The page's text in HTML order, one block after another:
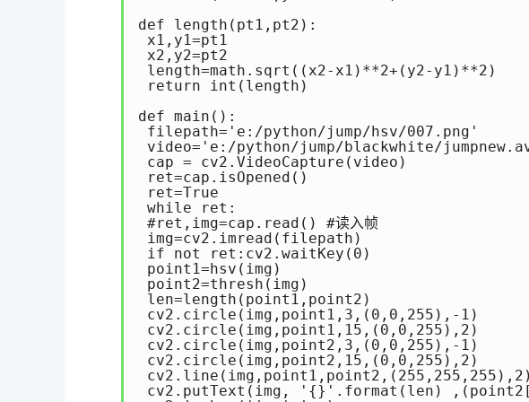
def length(pt1,pt2):
x1,y1=pt1
x2,y2=pt2
length=math.sqrt((x2-x1)**2+(y2-y1)**2)
return int(length)
def main():
filepath='e:/python/jump/hsv/007.png'
video='e:/python/jump/blackwhite/
cap = cv2.VideoCapture(video)
ret=cap.isOpened()
ret=True
while ret:
#ret,img=cap.read() #读入帧
img=cv2.imread(filepath)
if not ret:cv2.waitKey(0)
point1=hsv(img)
point2=thresh(img)
len=length(point1,point2)
cv2.circle(img,point1,3,(0,0,255),-1)
cv2.circle(img,point1,15,(0,0,255),2)
cv2.circle(img,point2,3,(0,0,255),-1)
cv2.circle(img,point2,15,(0,0,255),2)
cv2.line(img,point1,point2,(255,255,255),2)
cv2.putText(img, '{}'.format(len)